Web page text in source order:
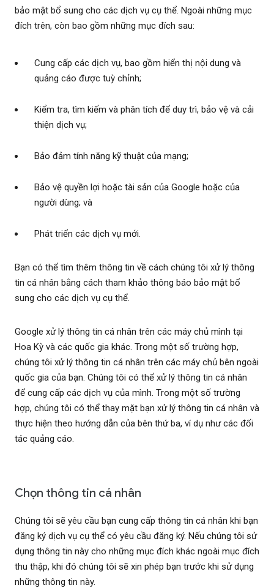
bảo mật bổ sung cho các dịch vụ cụ thể. Ngoài những mục
đích trên, còn bao gồm những mục đích sau:
Cung cấp các dịch vụ, bao gồm hiển thị nội dung và
quảng cáo được tuỳ chỉnh;
Kiểm tra, tìm kiếm và phân tích để duy trì, bảo vệ và cải
thiện dịch vụ;
Bảo đảm tính năng kỹ thuật của mạng;
Bảo vệ quyền lợi hoặc tài sản của Google hoặc của
người dùng; và
Phát triển các dịch vụ mới.
Bạn có thể tìm thêm thông tin về cách chúng tôi xử lý thông
tin cá nhân bằng cách tham khảo thông báo bảo mật bổ
sung cho các dịch vụ cụ thể.
Google xử lý thông tin cá nhân trên các máy chủ mình tại
Hoa Kỳ và các quốc gia khác. Trong một số trường hợp,
chúng tôi xử lý thông tin cá nhân trên các máy chủ bên ngoài
quốc gia của bạn. Chúng tôi có thể xử lý thông tin cá nhân
để cung cấp các dịch vụ của mình. Trong một số trường
hợp, chúng tôi có thể thay mặt bạn xử lý thông tin cá nhân và
thực hiện theo hướng dẫn của bên thứ ba, ví dụ như các đối
tác quảng cáo.
Chọn thông tin cá nhân
Chúng tôi sẽ yêu cầu bạn cung cấp thông tin cá nhân khi bạn
đăng ký dịch vụ cụ thể có yêu cầu đăng ký. Nếu chúng tôi sử
dụng thông tin này cho những mục đích khác ngoài mục đích
thu thập, khi đó chúng tôi sẽ xin phép bạn trước khi sử dụng
những thông tin này.